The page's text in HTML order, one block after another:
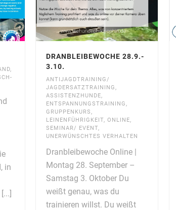
,
in
DRANBLEIBEWOCHE 28.9.-
3.10.
ANTIJAGDTRAINING/
JAGDERSATZTRAINING,
ASSISTENZHUNDE,
ENTSPANNUNGSTRAINING,
GRUPPENKURS,
LEINENFÜHRIGKEIT, ONLINE,
SEMINAR/ EVENT,
UNERWÜNSCHTES VERHALTEN
Dranbleibewoche Online |
Montag 28. September –
Samstag 3. Oktober Du
weißt genau, was du
trainieren willst. Du weißt